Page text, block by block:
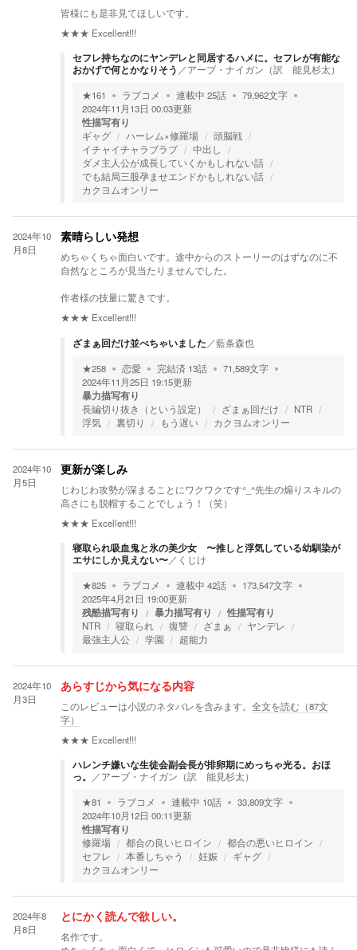
皆様にも是非見てほしいです。
★★★ Excellent!!!
セフレ持ちなのにヤンデレと同居するハメに。セフレが有能な
おかげで何とかなりそう ／アーブ・ナイガン（訳 能見杉太）
★161 ラブコメ 連載中 25話 79,962文字
2024年11月13日 00:03更新
性描写有り
ギャグ ハーレム×修羅場
頭脳戦
イチャイチャラブラブ
中出し
ダメ主人公が成長していくかもしれない話
でも結局三股孕ませエンドかもしれない話
カクヨムオンリー
2024年10
月8日
素晴らしい発想
めちゃくちゃ面白いです。途中からのストーリーのはずなのに不
自然なところが見当たりませんでした。
作者様の技量に驚きです。
★★★ Excellent!!!
ざまぁ回だけ並べちゃいました ／藍条森也
★258 恋愛 完結済 13話 71,589文字
2024年11月25日 19:15更新
暴力描写有り
長編切り抜き（という設定） ざまぁ回だけ
NTR
浮気
裏切り もう遅い カクヨムオンリー
2024年10
月5日
更新が楽しみ
じわじわ攻勢が深まることにワクワクです^_^先生の煽りスキルの
高さにも脱帽することでしょう！（笑）
★★★ Excellent!!!
寝取られ吸血鬼と氷の美少女 〜推しと浮気している幼馴染が
エサにしか見えない〜／ くじけ
★825 ラブコメ 連載中 42話 173,547文字
2025年4月21日 19:00更新
残酷描写有り 暴力描写有り 性描写有り
NTR 寝取られ 復讐 ざまぁ
ヤンデレ
最強主人公
学園 超能力
2024年10
月3日
あらすじから気になる内容
このレビューは小説のネタバレを含みます。 全文を読む（87文
字）
★★★ Excellent!!!
ハレンチ嫌いな生徒会副会長が排卵期にめっちゃ光る。おほ
っ。
／アーブ・ナイガン（訳 能見杉太）
★81 ラブコメ 連載中 10話 33,809文字
2024年10月12日 00:11更新
性描写有り
修羅場 都合の良いヒロイン
都合の悪いヒロイン
セフレ
本番しちゃう 妊娠
ギャグ
カクヨムオンリー
2024年8
月8日
とにかく読んで欲しい。
名作です。